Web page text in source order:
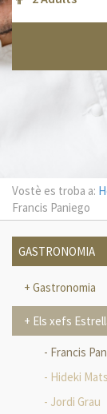
Vostè es troba a:
Francis Paniego
GASTRONOMIA
Gastronomia
Els xefs
Francis
Hideki
Jordi Grau